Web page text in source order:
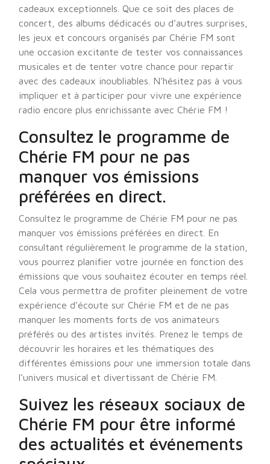
cadeaux exceptionnels. Que ce soit des places de
concert, des albums dédicacés ou d’autres surprises,
les jeux et concours organisés par Chérie FM sont
une occasion excitante de tester vos connaissances
musicales et de tenter votre chance pour repartir
avec des cadeaux inoubliables. N’hésitez pas à vous
impliquer et à participer pour vivre une expérience
radio encore plus enrichissante avec Chérie FM !
Consultez le programme de
Chérie FM pour ne pas
manquer vos émissions
préférées en direct.
Consultez le programme de Chérie FM pour ne pas
manquer vos émissions préférées en direct. En
consultant régulièrement le programme de la station,
vous pourrez planifier votre journée en fonction des
émissions que vous souhaitez écouter en temps réel.
Cela vous permettra de profiter pleinement de votre
expérience d’écoute sur Chérie FM et de ne pas
manquer les moments forts de vos animateurs
préférés ou des artistes invités. Prenez le temps de
découvrir les horaires et les thématiques des
différentes émissions pour une immersion totale dans
l’univers musical et divertissant de Chérie FM.
Suivez les réseaux sociaux de
Chérie FM pour être informé
des actualités et événements